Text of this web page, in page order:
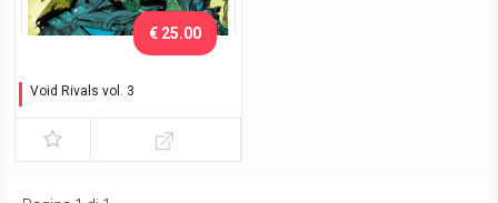
Void Rivals vol. 3
Variant Exclusive
€ 25.00